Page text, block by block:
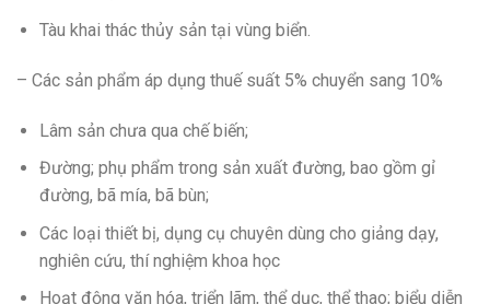
Tàu khai thác thủy sản tại vùng biển.
– Các sản phẩm áp dụng thuế suất 5% chuyển sang 10%
Lâm sản chưa qua chế biến;
Đường; phụ phẩm trong sản xuất đường, bao gồm gỉ
đường, bã mía, bã bùn;
Các loại thiết bị, dụng cụ chuyên dùng cho giảng dạy,
nghiên cứu, thí nghiệm khoa học
Hoạt động văn hóa, triển lãm, thể dục, thể thao; biểu diễn